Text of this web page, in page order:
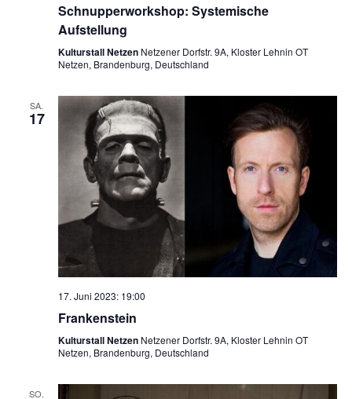
Schnupperworkshop: Systemische
Aufstellung
Kulturstall Netzen Netzener Dorfstr. 9A, Kloster Lehnin OT
Netzen, Brandenburg, Deutschland
SA.
17
17. Juni 2023: 19:00
Frankenstein
Kulturstall Netzen Netzener Dorfstr. 9A, Kloster Lehnin OT
Netzen, Brandenburg, Deutschland
SO.